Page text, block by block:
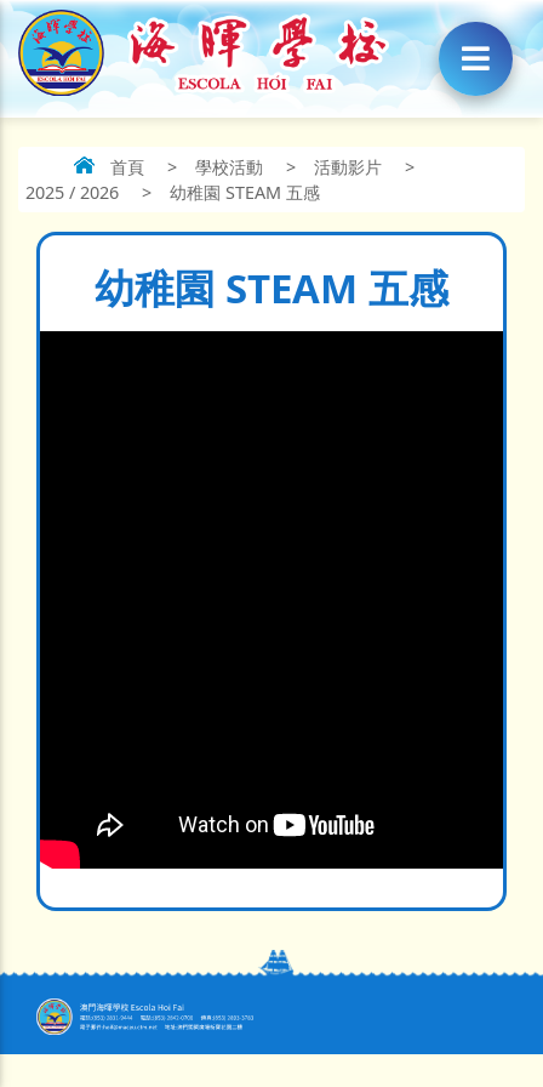
首頁 > 學校活動 > 活動影片
>
2025 / 2026
> 幼稚園 STEAM 五感
幼稚園 STEAM 五感